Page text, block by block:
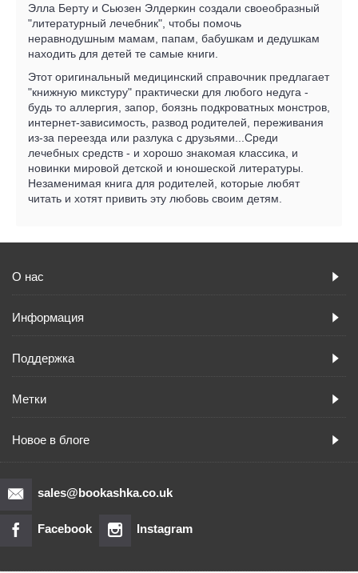
Элла Берту и Сьюзен Элдеркин создали своеобразный
"литературный лечебник", чтобы помочь
неравнодушным мамам, папам, бабушкам и дедушкам
находить для детей те самые книги.
Этот оригинальный медицинский справочник предлагает
"книжную микстуру" практически для любого недуга -
будь то аллергия, запор, боязнь подкроватных монстров,
интернет-зависимость, развод родителей, переживания
из-за переезда или разлука с друзьями...Среди
лечебных средств - и хорошо знакомая классика, и
новинки мировой детской и юношеской литературы.
Незаменимая книга для родителей, которые любят
читать и хотят привить эту любовь своим детям.
О нас
Информация
Поддержка
Метки
Новое в блоге
sales@bookashka.co.uk
Facebook Instagram